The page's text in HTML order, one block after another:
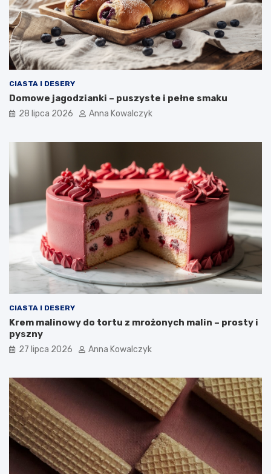
CIASTA I DESERY
Domowe jagodzianki – puszyste i pełne smaku
28 lipca 2026 Anna Kowalczyk
CIASTA I DESERY
Krem malinowy do tortu z mrożonych malin – prosty i
pyszny
27 lipca 2026 Anna Kowalczyk